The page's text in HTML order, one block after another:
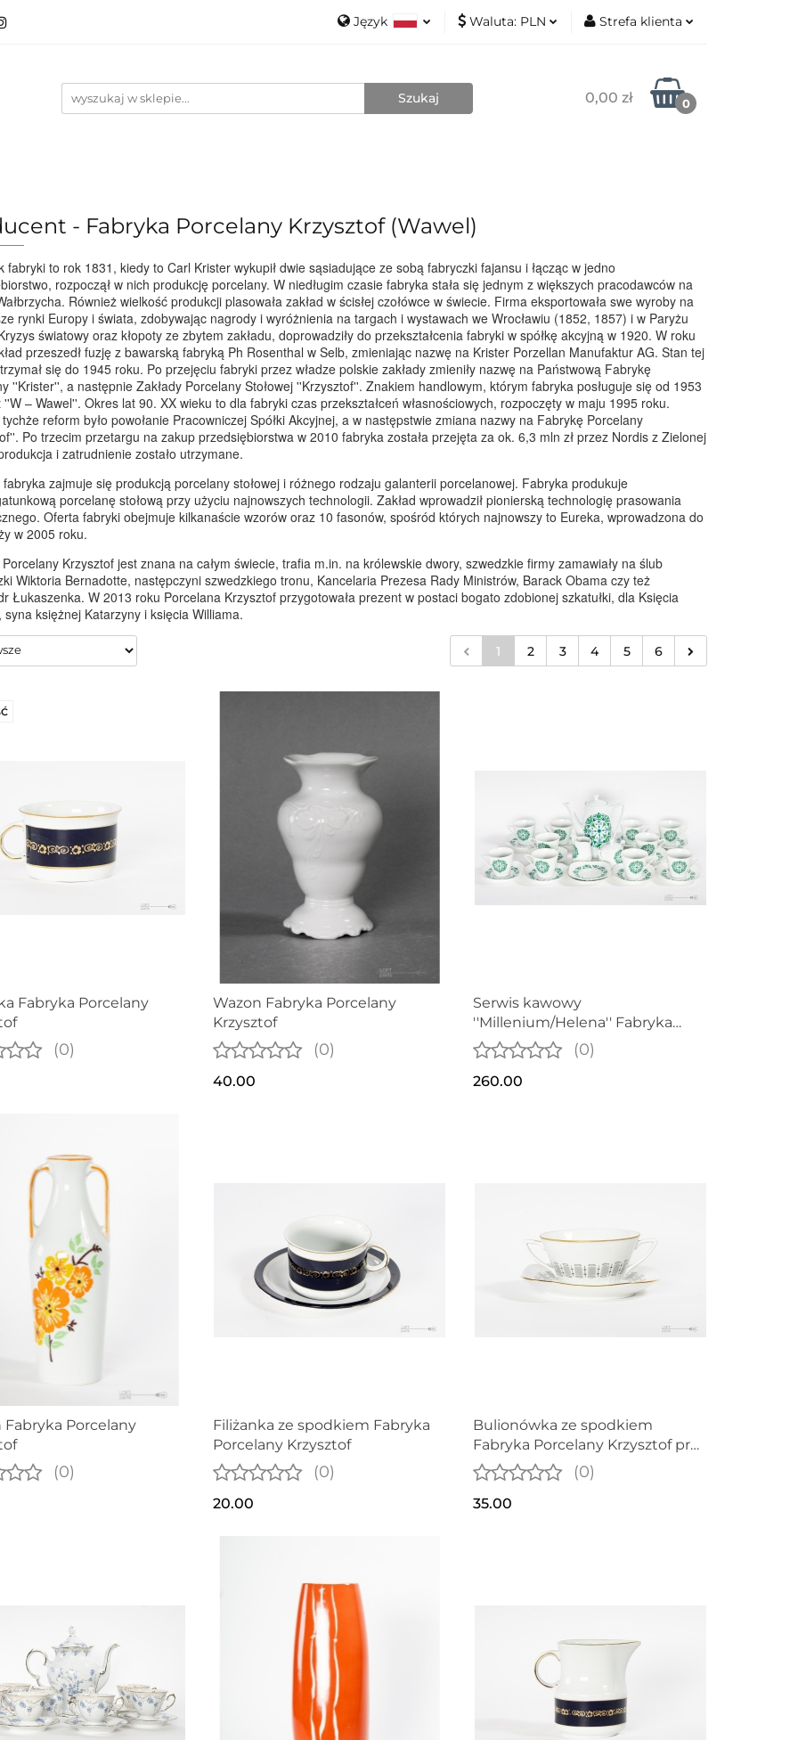
Język
English
Waluta: PLN Strefa klienta
Zarejestruj się
0,00 zł 0
Ceramika Nowości
Kontakt O mnie
- Fabryka Porcelany Krzysztof (Wawel)
fabryki to rok 1831, kiedy to Carl Krister wykupił dwie sąsiadujące ze sobą fabryczki fajansu i łącząc w jedno
rozpoczął w nich produkcję porcelany. W niedługim czasie fabryka stała się jednym z większych pracodawców na
Również wielkość produkcji plasowała zakład w ścisłej czołówce w świecie. Firma eksportowała swe wyroby na
rynki Europy i świata, zdobywając nagrody i wyróżnienia na targach i wystawach we Wrocławiu (1852, 1857) i w Paryżu
światowy oraz kłopoty ze zbytem zakładu, doprowadziły do przekształcenia fabryki w spółkę akcyjną w 1920. W roku
przeszedł fuzję z bawarską fabryką Ph Rosenthal w Selb, zmieniając nazwę na Krister Porzellan Manufaktur AG. Stan tej
się do 1945 roku. Po przejęciu fabryki przez władze polskie zakłady zmieniły nazwę na Państwową Fabrykę
''Krister'', a następnie Zakłady Porcelany Stołowej ''Krzysztof''. Znakiem handlowym, którym fabryka posługuje się od 1953
''W – Wawel''. Okres lat 90. XX wieku to dla fabryki czas przekształceń własnościowych, rozpoczęty w maju 1995 roku.
reform było powołanie Pracowniczej Spółki Akcyjnej, a w następstwie zmiana nazwy na Fabrykę Porcelany
Po trzecim przetargu na zakup przedsiębiorstwa w 2010 fabryka została przejęta za ok. 6,3 mln zł przez Nordis z Zielonej
i zatrudnienie zostało utrzymane.
zajmuje się produkcją porcelany stołowej i różnego rodzaju galanterii porcelanowej. Fabryka produkuje
porcelanę stołową przy użyciu najnowszych technologii. Zakład wprowadził pionierską technologię prasowania
Oferta fabryki obejmuje kilkanaście wzorów oraz 10 fasonów, spośród których najnowszy to Eureka, wprowadzona do
w 2005 roku.
Krzysztof jest znana na całym świecie, trafia m.in. na królewskie dwory, szwedzkie firmy zamawiały na ślub
Wiktoria Bernadotte, następczyni szwedzkiego tronu, Kancelaria Prezesa Rady Ministrów, Barack Obama czy też
Łukaszenka. W 2013 roku Porcelana Krzysztof przygotowała prezent w postaci bogato zdobionej szkatułki, dla Księcia
syna księżnej Katarzyny i księcia Williama.
1 2 3 4 5 6
Fabryka Porcelany
(0)
Wazon Fabryka Porcelany
Krzysztof
(0)
40.00
Serwis kawowy
''Millenium/Helena'' Fabryka
Porcelany Krzysztof proj.
Edmund Ruszczyński
(0)
260.00
Fabryka Porcelany
(0)
Filiżanka ze spodkiem Fabryka
Porcelany Krzysztof
(0)
20.00
Bulionówka ze spodkiem
Fabryka Porcelany Krzysztof proj.
Edmund Ruszczyński
(0)
35.00